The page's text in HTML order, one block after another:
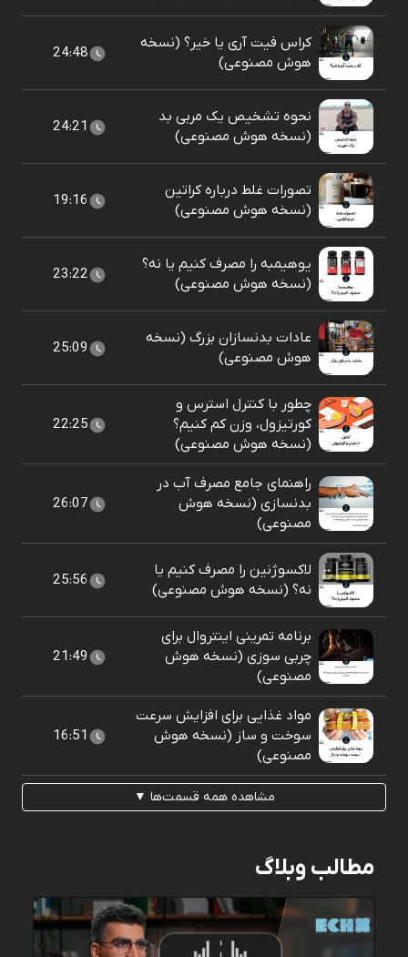
کراس فیت آری یا خیر؟ (نسخه
هوش مصنوعی)
24:48
نحوه تشخیص یک مربی بد
(نسخه هوش مصنوعی)
24:21
تصورات غلط درباره کراتین
(نسخه هوش مصنوعی)
19:16
یوهیمبه را مصرف کنیم یا نه؟
(نسخه هوش مصنوعی)
23:22
عادات بدنسازان بزرگ (نسخه
هوش مصنوعی)
25:09
چطور با کنترل استرس و
کورتیزول، وزن کم کنیم؟
(نسخه هوش مصنوعی)
22:25
راهنمای جامع مصرف آب در
بدنسازی (نسخه هوش
مصنوعی)
26:07
لاکسوژنین را مصرف کنیم یا
نه؟ (نسخه هوش مصنوعی)
25:56
برنامه تمرینی اینتروال برای
چربی سوزی (نسخه هوش
مصنوعی)
21:49
مواد غذایی برای افزایش سرعت
سوخت و ساز (نسخه هوش
مصنوعی)
16:51
مشاهده همه قسمت‌ها ▼
مطالب وبلاگ